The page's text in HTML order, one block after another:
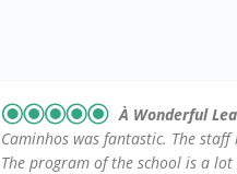
À Wonderful
Caminhos was fantastic. The
The program of the school is a